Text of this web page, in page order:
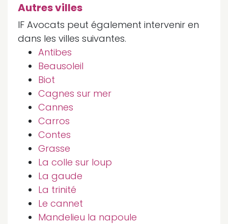
Autres villes
IF Avocats peut également intervenir en
dans les villes suivantes.
Antibes
Beausoleil
Biot
Cagnes sur mer
Cannes
Carros
Contes
Grasse
La colle sur loup
La gaude
La trinité
Le cannet
Mandelieu la napoule